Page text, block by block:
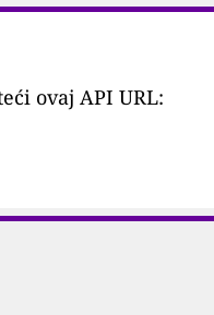
ovaj API URL: